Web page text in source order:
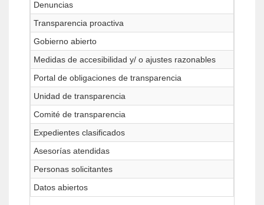
Denuncias
Transparencia proactiva
Gobierno abierto
Medidas de accesibilidad y/ o ajustes razonables
Portal de obligaciones de transparencia
Unidad de transparencia
Comité de transparencia
Expedientes clasificados
Asesorías atendidas
Personas solicitantes
Datos abiertos